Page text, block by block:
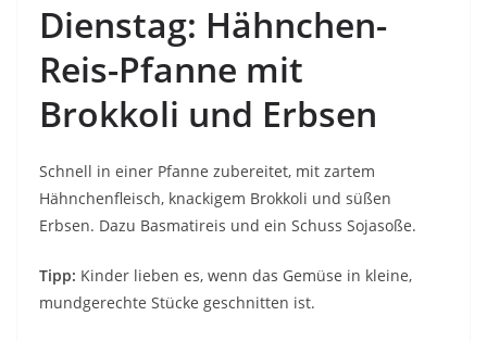
Dienstag: Hähnchen-
Reis-Pfanne mit
Brokkoli und Erbsen
Schnell in einer Pfanne zubereitet, mit zartem
Hähnchenfleisch, knackigem Brokkoli und süßen
Erbsen. Dazu Basmatireis und ein Schuss Sojasoße.
Tipp: Kinder lieben es, wenn das Gemüse in kleine,
mundgerechte Stücke geschnitten ist.